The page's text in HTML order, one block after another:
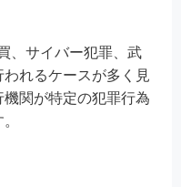
、サイバー犯罪、武
れるケースが多く見
関が特定の犯罪行為